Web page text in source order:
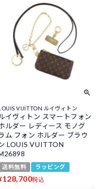
VUITTON ルイヴィトン
イヴィトン スマートフォン
ルダー レディース モノグ
ム フォン ホルダー ブラウ
LOUIS VUITTON
送料無料 ラッピング
128,700税込